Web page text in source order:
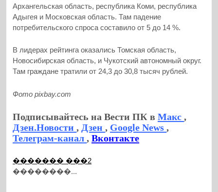
Архангельская область, республика Коми, республика
Адыгея и Московская область. Там падение
потребительского спроса составило от 5 до 14 %.
В лидерах рейтинга оказались Томская область,
Новосибирская область, и Чукотский автономный округ.
Там граждане тратили от 24,3 до 30,8 тысяч рублей.
Фото pixbay.com
Подписывайтесь на Вести ПК вМакс,
Дзен.Новости, Дзен, Google News,
Телеграм-канал,Вконтакте
������� ���2
��������...